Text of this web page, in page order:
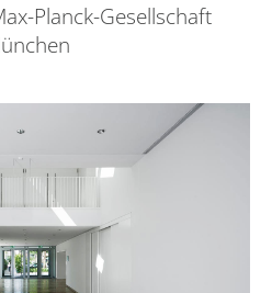
Planck-Gesellschaft